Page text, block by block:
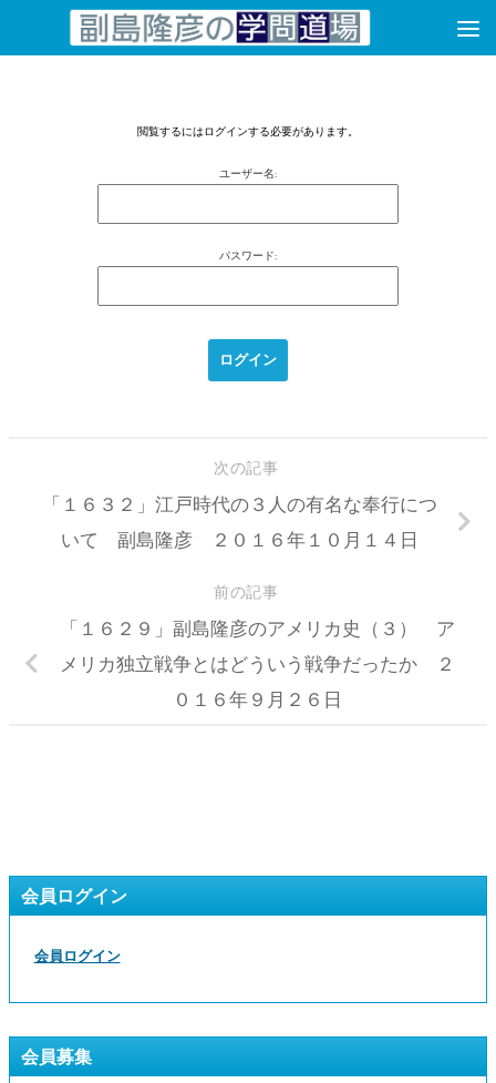
コンテンツへスキップ
閲覧するにはログインする必要があります。
ユーザー名:
パスワード:
次の記事
「１６３２」江戸時代の３人の有名な奉行につ
いて 副島隆彦 ２０１６年１０月１４日
前の記事
「１６２９」副島隆彦のアメリカ史（３） ア
メリカ独立戦争とはどういう戦争だったか ２
０１６年９月２６日
会員ログイン
会員ログイン
会員募集